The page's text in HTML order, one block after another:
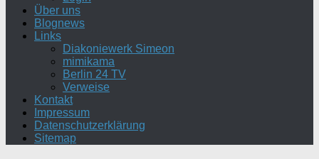
Über uns
Blognews
Links
Diakoniewerk Simeon
mimikama
Berlin 24 TV
Verweise
Kontakt
Impressum
Datenschutzerklärung
Sitemap